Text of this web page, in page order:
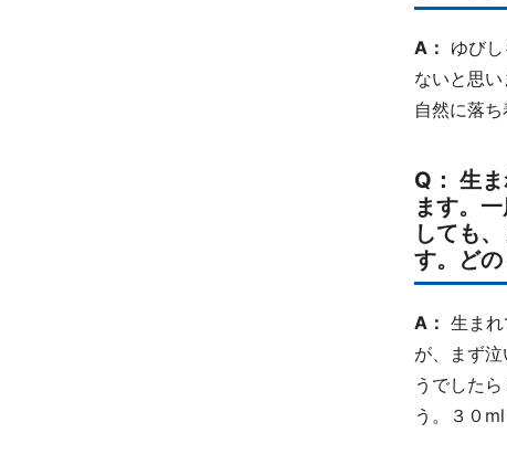
A： ゆび
ないと思
自然に落ち
Q： 生
ます。
しても
す。ど
A： 生ま
が、まず
うでした
う。３０